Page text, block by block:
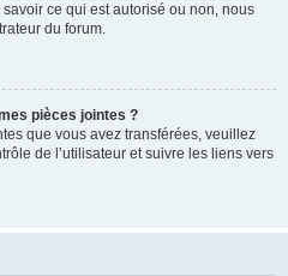
ce qui est autorisé ou non, nous
du forum.
pièces jointes ?
que vous avez transférées, veuillez
de l’utilisateur et suivre les liens vers